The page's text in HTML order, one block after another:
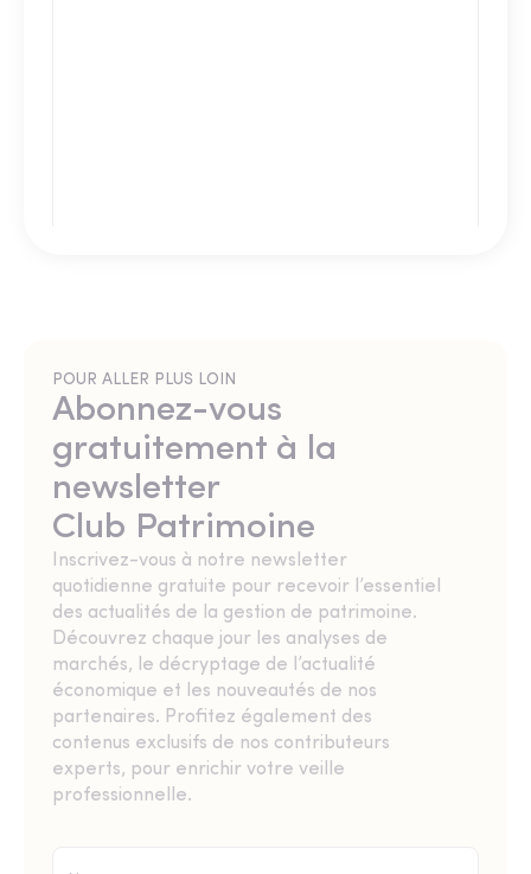
POUR ALLER PLUS LOIN
Abonnez-vous
gratuitement à la
newsletter
Club Patrimoine
Inscrivez-vous à notre newsletter
quotidienne gratuite pour recevoir l’essentiel
des actualités de la gestion de patrimoine.
Découvrez chaque jour les analyses de
marchés, le décryptage de l’actualité
économique et les nouveautés de nos
partenaires. Profitez également des
contenus exclusifs de nos contributeurs
experts, pour enrichir votre veille
professionnelle.